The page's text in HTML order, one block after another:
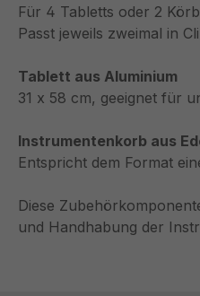
Für 4 Tabletts oder 2
Passt jeweils zweimal in
Tablett aus Aluminium
31 x 58 cm, geeignet für
Instrumentenkorb aus
Entspricht dem Format
Diese
und Handhabung der